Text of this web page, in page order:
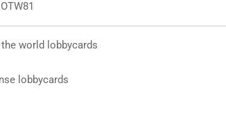
world lobbycards
lobbycards